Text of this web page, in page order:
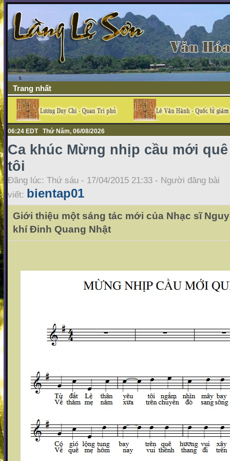
Trang nhất
06:24 EDT Thứ Năm, 06/08/2026
Ca khúc Mừng nhịp cầu mới quê
tôi
Đăng lúc: Thứ sáu - 17/04/2015 21:33 - Người đăng bài
viết: bientap01
Giới thiệu một sáng tác mới của Nhạc sĩ
khí Đinh Quang Nhật